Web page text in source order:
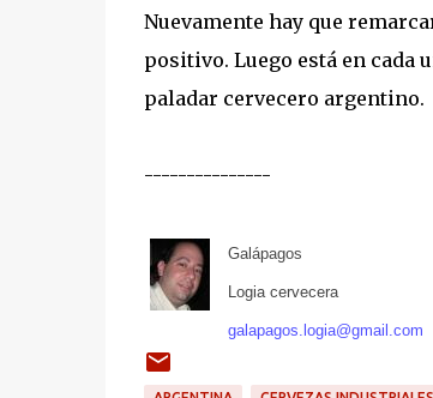
Nuevamente hay que
positivo. Luego está en cada
paladar cervecero argentino.
---------------
Galápagos
Logia cervecera
galapagos.logia@gmail.com